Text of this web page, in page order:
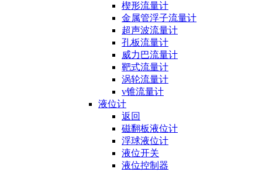
楔形流量计
金属管浮子流量计
超声波流量计
孔板流量计
威力巴流量计
靶式流量计
涡轮流量计
v锥流量计
液位计
返回
磁翻板液位计
浮球液位计
液位开关
液位控制器